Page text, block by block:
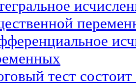
тест